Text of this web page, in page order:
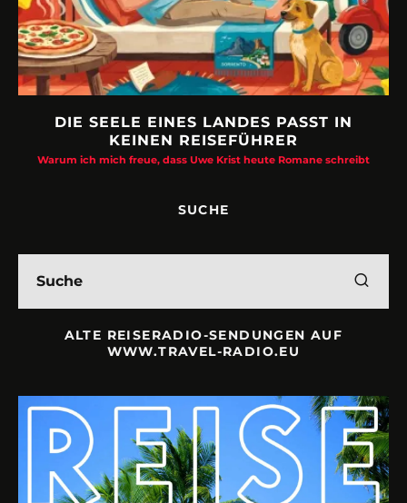
DIE SEELE EINES LANDES PASST IN
KEINEN REISEFÜHRER
Warum ich mich freue, dass Uwe Krist heute Romane schreibt
SUCHE
ALTE REISERADIO-SENDUNGEN AUF
WWW.TRAVEL-RADIO.EU